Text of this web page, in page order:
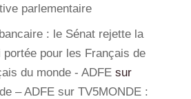
parlementaire
: le Sénat rejette la
portée pour les Français de
du monde - ADFEsur
– ADFE sur TV5MONDE :